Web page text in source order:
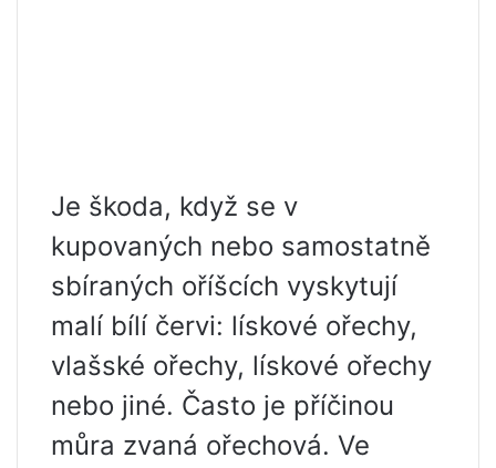
Je škoda, když se v
kupovaných nebo samostatně
sbíraných oříšcích vyskytují
malí bílí červi: lískové ořechy,
vlašské ořechy, lískové ořechy
nebo jiné. Často je příčinou
můra zvaná ořechová. Ve